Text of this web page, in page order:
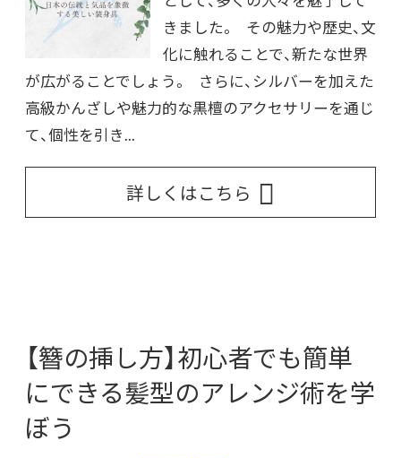
きました。 その魅力や歴史、文
化に触れることで、新たな世界
が広がることでしょう。 さらに、シルバーを加えた
高級かんざしや魅力的な黒檀のアクセサリーを通じ
て、個性を引き...
詳しくはこちら
【簪の挿し方】初心者でも簡単
にできる髪型のアレンジ術を学
ぼう